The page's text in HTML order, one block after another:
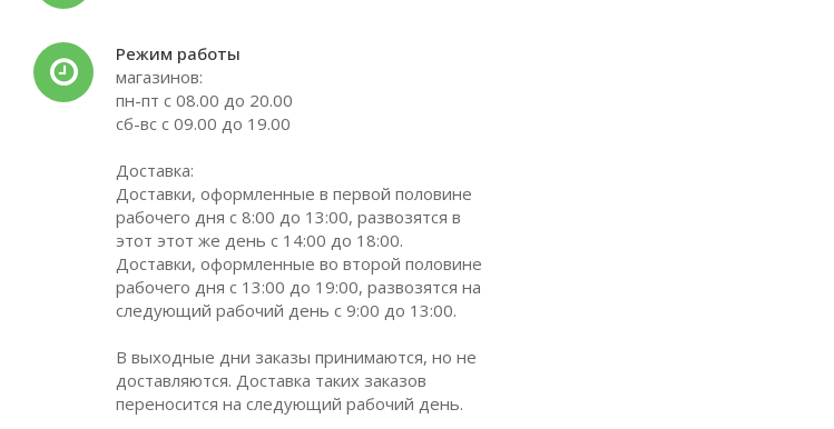
Режим работы
магазинов:
пн-пт с 08.00 до 20.00
сб-вс с 09.00 до 19.00
Доставка:
Доставки, оформленные в первой половине
рабочего дня с 8:00 до 13:00, развозятся в
этот этот же день с 14:00 до 18:00.
Доставки, оформленные во второй половине
рабочего дня с 13:00 до 19:00, развозятся на
следующий рабочий день с 9:00 до 13:00.
В выходные дни заказы принимаются, но не
доставляются. Доставка таких заказов
переносится на следующий рабочий день.